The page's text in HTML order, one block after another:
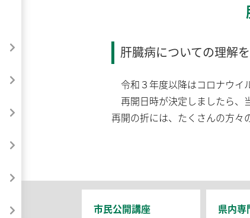
肝臓病についての理解
令和３年度以降はコロナウイ
再開日時が決定しましたら、
再開の折には、たくさんの方々
市民公開講座 県内専